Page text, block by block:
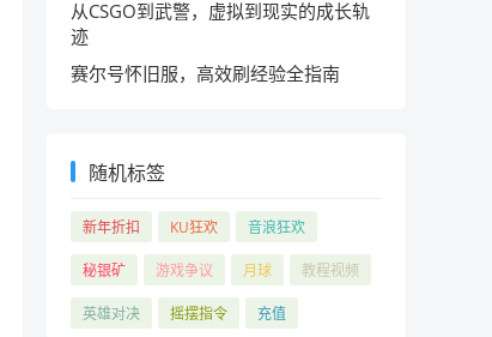
从CSGO到武警，虚拟到现实的成长轨
迹
赛尔号怀旧服，高效刷经验全指南
随机标签
新年折扣 KU狂欢 音浪狂欢
秘银矿 游戏争议 月球 教程视频
英雄对决 摇摆指令 充值